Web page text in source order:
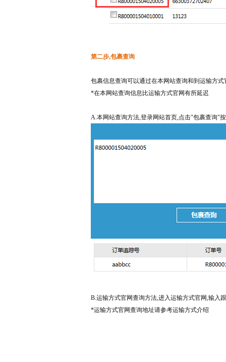
第二步,包裹查询
包裹信息查询可以通过在本网站查询和到运输方
*在本网站查询信息比运输方式官网有所延迟
A.本网站查询方法,登录网站首页,点击"包裹查询"
B.运输方式官网查询方法,进入运输方式官网,输入
*运输方式官网查询地址请参考运输方式介绍